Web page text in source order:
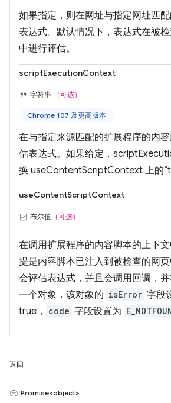
如果指定，则在网址与指定网址匹
表达式。默认情况下，表达式在被
中进行评估。
scriptExecutionContext
字符串 （可选）
Chrome 107 及更高版本
在与指定来源匹配的扩展程序的内
估表达式。如果给定，
换 useContentScriptContext 上的
useContentScriptContext
布尔值 （可选）
在调用扩展程序的内容脚本的上下
提是内容脚本已注入到被检查的网
会评估表达式，并且会调用回调，
一个对象，该对象的 isError 字段
true，
code 字段设置为
返回
Promise<object>